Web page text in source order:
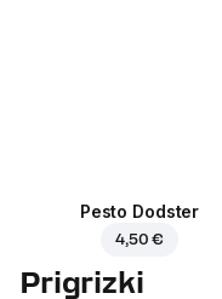
Pesto Dodster
4,50 €
Prigrizki